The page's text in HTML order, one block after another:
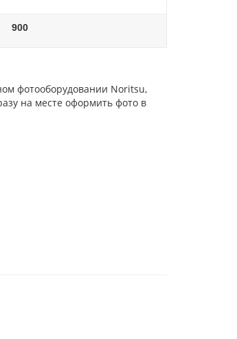
900
фотооборудовании Noritsu,
на месте оформить фото в